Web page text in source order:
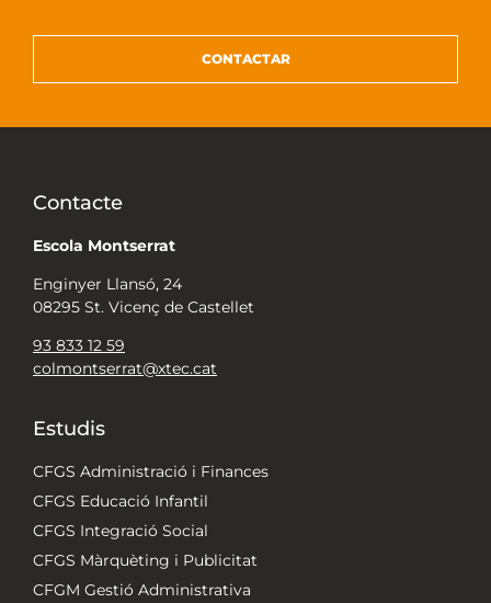
CONTACTAR
Contacte
Escola Montserrat
Enginyer Llansó, 24
08295 St. Vicenç de Castellet
93 833 12 59
colmontserrat@xtec.cat
Estudis
CFGS Administració i Finances
CFGS Educació Infantil
CFGS Integració Social
CFGS Màrquèting i Publicitat
CFGM Gestió Administrativa